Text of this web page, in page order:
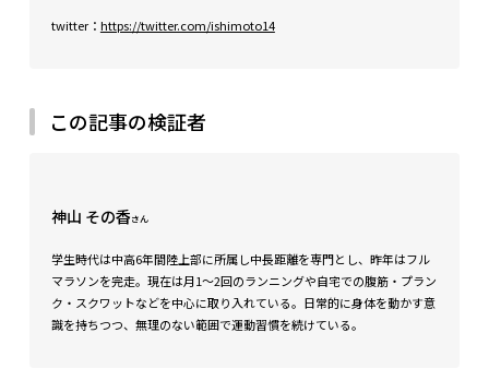
twitter： https://twitter.com/ishimoto14
この記事の検証者
神山 その香さん
学生時代は中高6年間陸上部に所属し中長距離を専門とし、昨年はフル
マラソンを完走。現在は月1〜2回のランニングや自宅での腹筋・プラン
ク・スクワットなどを中心に取り入れている。日常的に身体を動かす意
識を持ちつつ、無理のない範囲で運動習慣を続けている。